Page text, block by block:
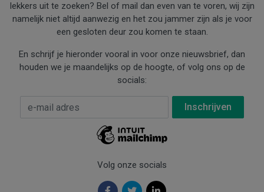
lekkers uit te zoeken? Bel of mail dan even van te voren, wij zijn
namelijk niet altijd aanwezig en het zou jammer zijn als je voor
een gesloten deur zou komen te staan.
En schrijf je hieronder vooral in voor onze nieuwsbrief, dan
houden we je maandelijks op de hoogte, of volg ons op de
socials:
E-mail Adres
Volg onze socials